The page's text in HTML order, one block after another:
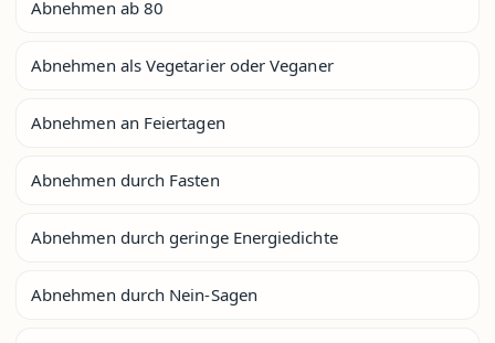
Abnehmen ab 80
Abnehmen als Vegetarier oder Veganer
Abnehmen an Feiertagen
Abnehmen durch Fasten
Abnehmen durch geringe Energiedichte
Abnehmen durch Nein-Sagen